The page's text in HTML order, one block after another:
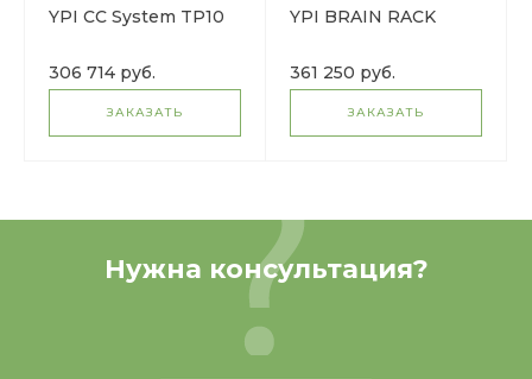
YPI CC System TP10
306 714 руб.
ЗАКАЗАТЬ
YPI BRAIN RACK
361 250 руб.
ЗАКАЗАТЬ
Нужна консультация?